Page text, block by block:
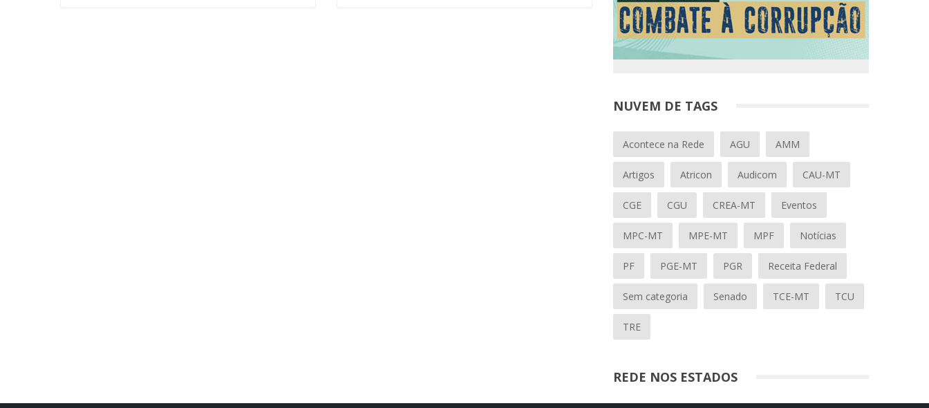
NUVEM DE TAGS
Acontece na Rede AGU AMM
Artigos Atricon Audicom CAU-MT
CGE CGU CREA-MT Eventos
MPC-MT MPE-MT MPF Notícias
PF PGE-MT PGR Receita Federal
Sem categoria Senado TCE-MT TCU
TRE
REDE NOS ESTADOS